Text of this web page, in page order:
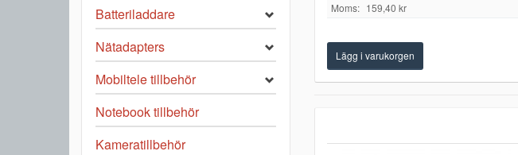
Moms: 159,40 kr
Batteriladdare
Nätadapters
Mobiltele tillbehör
Notebook tillbehör
Kameratillbehör